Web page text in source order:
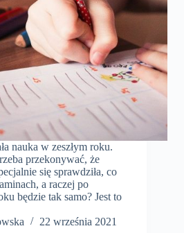
nauka w zeszłym roku.
przekonywać, że
się sprawdziła, co
a raczej po
będzie tak samo? Jest to
22 września 2021